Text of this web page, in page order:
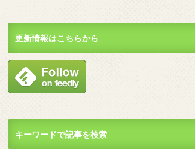
更新情報はこちらから
キーワードで記事を検索